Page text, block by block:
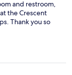
and restroom,
the Crescent
Thank you so